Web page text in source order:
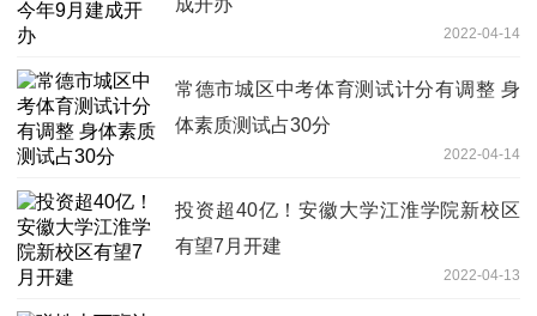
成开办
2022-04-14
常德市城区中考体育测试计分有调整 身
体素质测试占30分
2022-04-14
投资超40亿！安徽大学江淮学院新校区
有望7月开建
2022-04-13